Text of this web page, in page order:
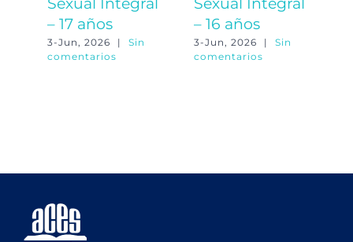
– 17 años
3-Jun, 2026 |
Sin
comentarios
– 16 años
3-Jun, 2026 |
Sin
comentarios